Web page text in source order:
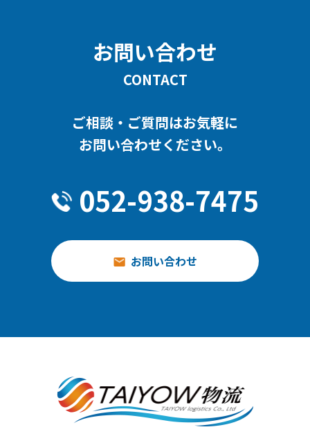
お問い合わせ
CONTACT
ご相談・ご質問はお気軽に
お問い合わせください。
052-938-7475
お問い合わせ